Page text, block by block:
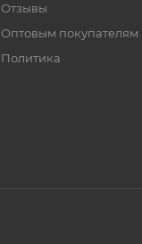
Отзывы
Оптовым покупателям
Политика